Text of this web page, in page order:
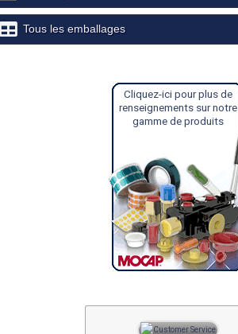
Tous les emballages
Cliquez-ici pour plus de
renseignements sur notre
gamme de produits